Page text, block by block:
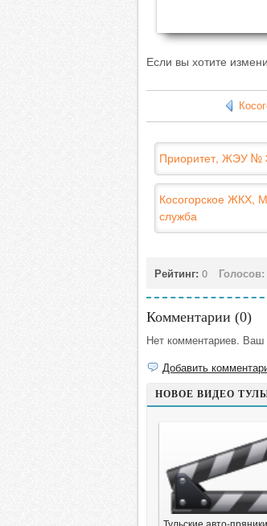
Если вы хотите
Приоритет, ЖЭУ №
Косогорское ЖКХ,
служба
Рейтинг: 0 Голосов:
Комментарии (0)
Нет комментариев.
Добавить
НОВОЕ ВИДЕО
Тульские авто-